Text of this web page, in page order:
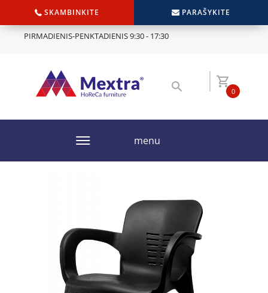
SKAMBINKITE PARAŠYKITE
PIRMADIENIS-PENKTADIENIS 9:30 - 17:30
0
menu